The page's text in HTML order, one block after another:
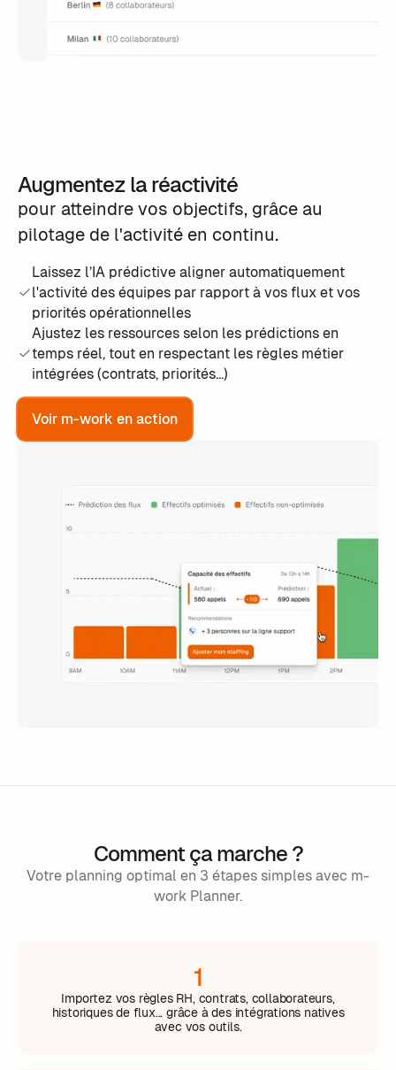
Augmentez la réactivité
pour atteindre vos objectifs, grâce au
pilotage de l'activité en continu.
Laissez l’IA prédictive aligner automatiquement
l'activité des équipes par rapport à vos flux et vos
priorités opérationnelles
Ajustez les ressources selon les prédictions en
temps réel, tout en respectant les règles métier
intégrées (contrats, priorités...)
Voir m-work en action
Comment ça marche ?
Votre planning optimal en 3 étapes simples avec m-
work Planner.
1
Importez vos règles RH, contrats, collaborateurs,
historiques de flux... grâce à des intégrations natives
avec vos outils.